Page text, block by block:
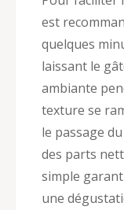
est
quelques
laissant le
ambiante
texture se
le passage
des parts
simple
une